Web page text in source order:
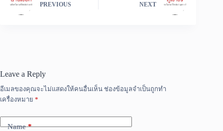
PREVIOUS NEXT
Leave a Reply
อีเมลของคุณจะไม่แสดงให้คนอื่นเห็น ช่องข้อมูลจำเป็นถูกทำ
เครื่องหมาย *
Name*